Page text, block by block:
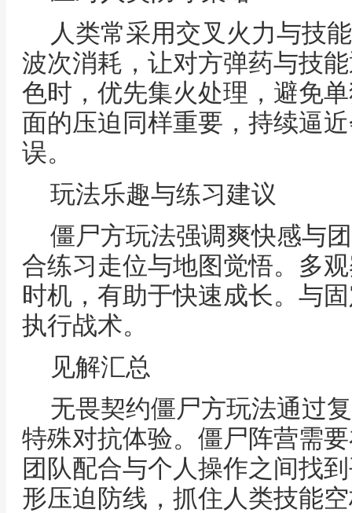
人类常采用交叉火力与技
波次消耗，让对方弹药与技
色时，优先集火处理，避免
面的压迫同样重要，持续逼
误。
玩法乐趣与练习建议
僵尸方玩法强调爽快感与
合练习走位与地图觉悟。多
时机，有助于快速成长。与
执行战术。
见解汇总
无畏契约僵尸方玩法通过
特殊对抗体验。僵尸阵营需
团队配合与个人操作之间找
形压迫防线，抓住人类技能